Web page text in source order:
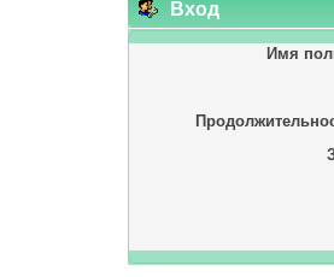
Вход
Имя